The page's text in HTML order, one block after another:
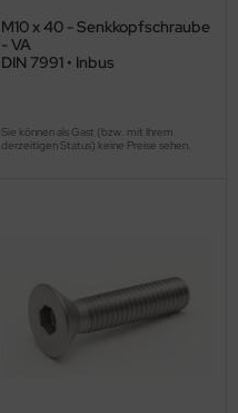
M10 x 40 - Senkkopfschraube
- VA
DIN 7991 • Inbus
Sie können als Gast (bzw. mit Ihrem
derzeitigen Status) keine Preise sehen.